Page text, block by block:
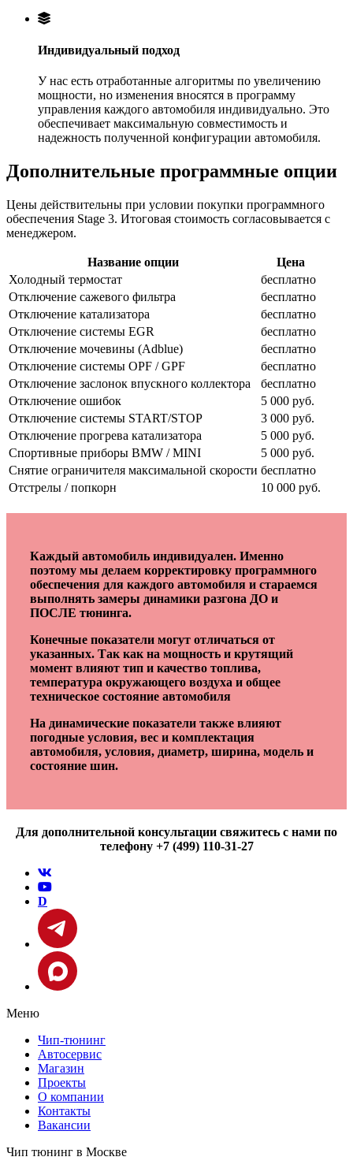
Индивидуальный подход
У нас есть отработанные алгоритмы по увеличению
мощности, но изменения вносятся в программу
управления каждого автомобиля индивидуально. Это
обеспечивает максимальную совместимость и
надежность полученной конфигурации автомобиля.
Дополнительные программные опции
Цены действительны при условии покупки программного
обеспечения Stage 3. Итоговая стоимость согласовывается с
менеджером.
Название опции
Цена
Холодный термостат
бесплатно
Отключение сажевого фильтра
бесплатно
Отключение катализатора
бесплатно
Отключение системы EGR
бесплатно
Отключение мочевины (Adblue)
бесплатно
Отключение системы OPF / GPF
бесплатно
Отключение заслонок впускного коллектора
бесплатно
Отключение ошибок
5 000 руб.
Отключение системы START/STOP
3 000 руб.
Отключение прогрева катализатора
5 000 руб.
Спортивные приборы BMW / MINI
5 000 руб.
Снятие ограничителя максимальной скорости бесплатно
Отстрелы / попкорн
10 000 руб.
Каждый автомобиль индивидуален. Именно
поэтому мы делаем корректировку программного
обеспечения для каждого автомобиля и стараемся
выполнять замеры динамики разгона ДО и
ПОСЛЕ тюнинга.
Конечные показатели могут отличаться от
указанных. Так как на мощность и крутящий
момент влияют тип и качество топлива,
температура окружающего воздуха и общее
техническое состояние автомобиля
На динамические показатели также влияют
погодные условия, вес и комплектация
автомобиля, условия, диаметр, ширина, модель и
состояние шин.
Для дополнительной консультации свяжитесь с нами по
телефону +7 (499) 110-31-27
D
Меню
Чип-тюнинг
Автосервис
Магазин
Проекты
О компании
Контакты
Вакансии
Чип тюнинг в Москве